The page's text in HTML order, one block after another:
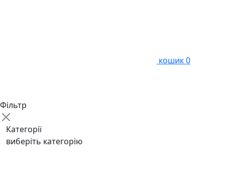
кошик0
Фільтр
Категорії
виберіть категорію